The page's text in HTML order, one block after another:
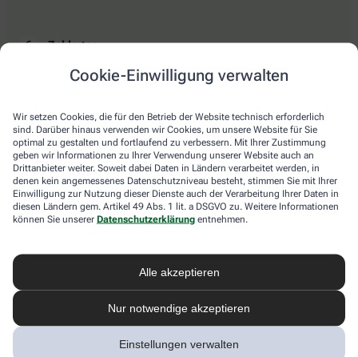
Cookie-Einwilligung verwalten
Wir setzen Cookies, die für den Betrieb der Website technisch erforderlich
sind. Darüber hinaus verwenden wir Cookies, um unsere Website für Sie
optimal zu gestalten und fortlaufend zu verbessern. Mit Ihrer Zustimmung
geben wir Informationen zu Ihrer Verwendung unserer Website auch an
Drittanbieter weiter. Soweit dabei Daten in Ländern verarbeitet werden, in
denen kein angemessenes Datenschutzniveau besteht, stimmen Sie mit Ihrer
Einwilligung zur Nutzung dieser Dienste auch der Verarbeitung Ihrer Daten in
diesen Ländern gem. Artikel 49 Abs. 1 lit. a DSGVO zu. Weitere Informationen
können Sie unserer Datenschutzerklärung entnehmen.
Alle akzeptieren
Nur notwendige akzeptieren
Einstellungen verwalten
Zahlarten
Bar oder mit einer anderen akzeptierten Zahlungsart Ihrer Apotheke vor Ort.
Lieferarten
Abholung in der Apotheke
Botendienstlieferung
apotheke.com Informationen
Newsletter